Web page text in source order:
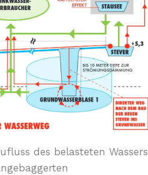
des belasteten Wassers